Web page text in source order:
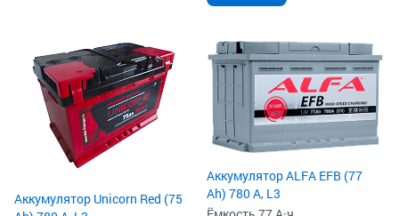
Аккумулятор Unicorn Red (75
Аккумулятор ALFA EFB (77
Ah) 780 А, L3